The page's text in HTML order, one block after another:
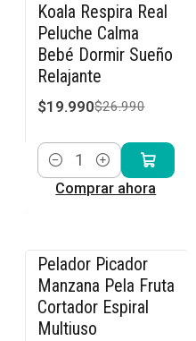
-26% OFF
Koala Respira Real
Peluche Calma
Bebé Dormir Sueño
Relajante
$19.990$26.990
Cantidad
Comprar ahora
-20% OFF
Pelador Picador
Manzana Pela Fruta
Cortador Espiral
Multiuso